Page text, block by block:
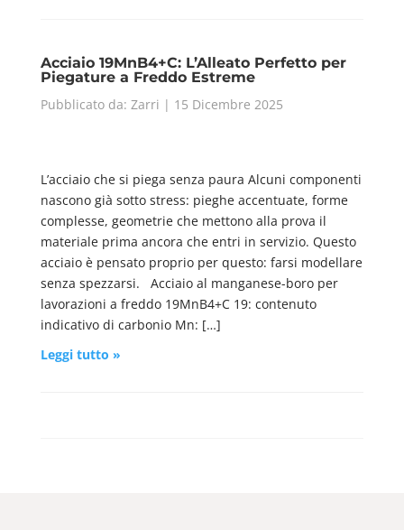
Acciaio 19MnB4+C: L’Alleato Perfetto per
Piegature a Freddo Estreme
Pubblicato da: Zarri | 15 Dicembre 2025
L’acciaio che si piega senza paura Alcuni componenti
nascono già sotto stress: pieghe accentuate, forme
complesse, geometrie che mettono alla prova il
materiale prima ancora che entri in servizio. Questo
acciaio è pensato proprio per questo: farsi modellare
senza spezzarsi. Acciaio al manganese-boro per
lavorazioni a freddo 19MnB4+C 19: contenuto
indicativo di carbonio Mn: […]
Leggi tutto »